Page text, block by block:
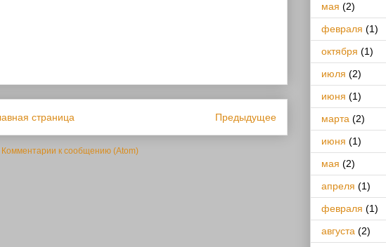
Предыдущее
страница
Комментарии к сообщению (Atom)
мая (2)
февраля (1)
октября (1)
июля (2)
июня (1)
марта (2)
июня (1)
мая (2)
апреля (1)
февраля (1)
августа (2)